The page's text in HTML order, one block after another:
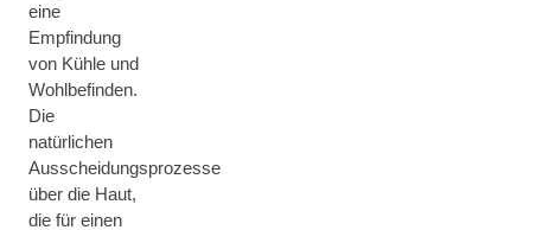
eine
Empfindung
von Kühle und
Wohlbefinden.
Die
natürlichen
Ausscheidungsprozesse
über die Haut,
die für einen